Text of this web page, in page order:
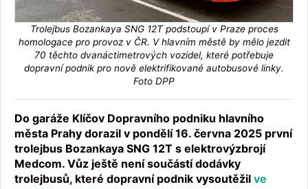
Trolejbus Bozankaya SNG 12T podstoupí v Praze proces
homologace pro provoz v ČR. V hlavním městě by mělo jezdit
70 těchto dvanáctimetrových vozidel, které potřebuje
dopravní podnik pro nově elektrifikované autobusové linky.
Foto DPP
Do garáže Klíčov Dopravního podniku hlavního
města Prahy dorazil v pondělí 16. června 2025 první
trolejbus Bozankaya SNG 12T s elektrovýzbrojí
Medcom. Vůz ještě není součástí dodávky
trolejbusů, které dopravní podnik vysoutěžil ve